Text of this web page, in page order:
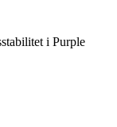
i Purple